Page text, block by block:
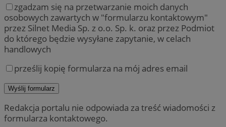
zgadzam się na przetwarzanie moich danych
osobowych zawartych w "formularzu kontaktowym"
przez Silnet Media Sp. z o.o. Sp. k. oraz przez Podmiot
do którego będzie wysyłane zapytanie, w celach
handlowych
prześlij kopię formularza na mój adres email
Redakcja portalu nie odpowiada za treść wiadomości z
formularza kontaktowego.